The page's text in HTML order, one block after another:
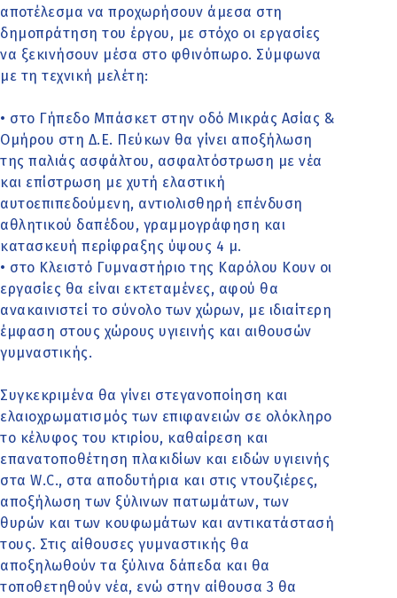
αποτέλεσμα να προχωρήσουν άμεσα στη
δημοπράτηση του έργου, με στόχο οι εργασίες
να ξεκινήσουν μέσα στο φθινόπωρο. Σύμφωνα
με τη τεχνική μελέτη:
• στο Γήπεδο Μπάσκετ στην οδό Μικράς Ασίας &
Ομήρου στη Δ.Ε. Πεύκων θα γίνει αποξήλωση
της παλιάς ασφάλτου, ασφαλτόστρωση με νέα
και επίστρωση με χυτή ελαστική
αυτοεπιπεδούμενη, αντιολισθηρή επένδυση
αθλητικού δαπέδου, γραμμογράφηση και
κατασκευή περίφραξης ύψους 4 μ.
• στο Κλειστό Γυμναστήριο της Καρόλου Κουν οι
εργασίες θα είναι εκτεταμένες, αφού θα
ανακαινιστεί το σύνολο των χώρων, με ιδιαίτερη
έμφαση στους χώρους υγιεινής και αιθουσών
γυμναστικής.
Συγκεκριμένα θα γίνει στεγανοποίηση και
ελαιοχρωματισμός των επιφανειών σε ολόκληρο
το κέλυφος του κτιρίου, καθαίρεση και
επανατοποθέτηση πλακιδίων και ειδών υγιεινής
στα W.C., στα αποδυτήρια και στις ντουζιέρες,
αποξήλωση των ξύλινων πατωμάτων, των
θυρών και των κουφωμάτων και αντικατάστασή
τους. Στις αίθουσες γυμναστικής θα
αποξηλωθούν τα ξύλινα δάπεδα και θα
τοποθετηθούν νέα, ενώ στην αίθουσα 3 θα